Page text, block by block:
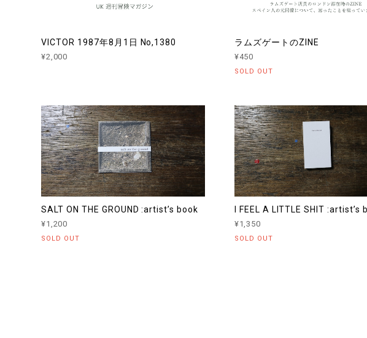
VICTOR 1987年8月1日 No,1380
¥2,000
ラムズゲートのZINE
¥450
SOLD OUT
SALT ON THE GROUND :artist’s book
¥1,200
SOLD OUT
I FEEL A LITTLE SHIT :artist’s
¥1,350
SOLD OUT